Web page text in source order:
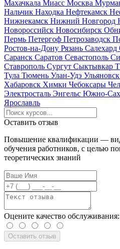
Махачкала Миасс Москва
Нальчик Находка Нефтекамск
Нижнекамск Нижний Новгород
Новороссийск Новосибирск
Пермь Петергоф Петрозаводск
Ростов-на-Дону Рязань Салехард
Саранск Саратов Севастополь
Ставрополь Сургут Сыктывкар
Тула Тюмень Улан-Удэ Ульяновск
Хабаровск Химки Чебоксары
Электросталь Энгельс Южно-
Ярославль
Оставить отзыв
Повышение квалификации —
обучения работников, с целью
теоретических знаний
Оцените качество обслуживания: